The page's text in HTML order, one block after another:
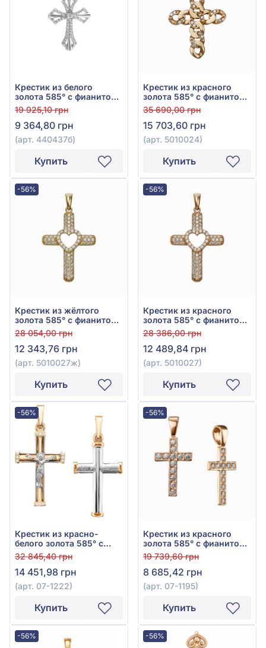
Крестик из белого
золота 585° с фианитом,
арт. 440437б
19 925,10 грн
9 364,80 грн
(арт. 440437б)
Купить
Крестик из красного
золота 585° с фианитом,
арт. 5010024
35 690,00 грн
15 703,60 грн
(арт. 5010024)
Купить
-56%
Крестик из жёлтого
золота 585° с фианитом,
арт. 5010027ж
28 054,00 грн
12 343,76 грн
(арт. 5010027ж)
Купить
-56%
Крестик из красного
золота 585° с фианитом,
арт. 5010027
28 386,00 грн
12 489,84 грн
(арт. 5010027)
Купить
-56%
Крестик из красно-
белого золота 585° с
фианитом, арт. 07-1222
32 845,40 грн
14 451,98 грн
(арт. 07-1222)
Купить
-56%
Крестик из красного
золота 585° с фианитом,
арт. 07-1195
19 739,60 грн
8 685,42 грн
(арт. 07-1195)
Купить
-56% -56%